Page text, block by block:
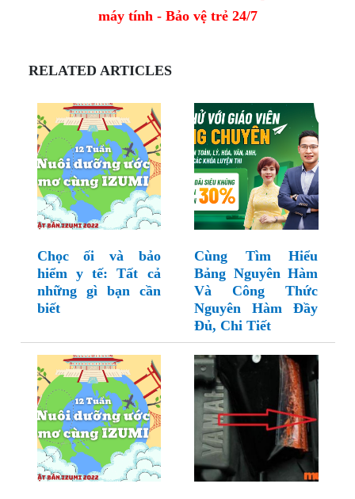
máy tính - Bảo vệ trẻ 24/7
RELATED ARTICLES
Chọc ối và bảo
hiểm y tế: Tất cả
những gì bạn cần
biết
Cùng Tìm Hiểu
Bảng Nguyên Hàm
Và Công Thức
Nguyên Hàm Đầy
Đủ, Chi Tiết